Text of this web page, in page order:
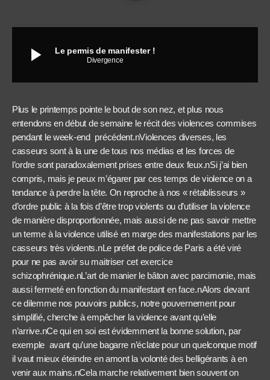
play_arrow Le permis de manifester !
Divergence
Plus le printemps pointe le bout de son nez, et plus nous
entendons en début de semaine le récit des violences commises
pendant le week-end précédent.nViolences diverses, les
casseurs sont à la une de tous nos médias et les forces de
l’ordre sont paradoxalement prises entre deux feux.nSi j’ai bien
compris, mais je peux m’égarer par ces temps de violence on a
tendance à perdre la tête. On reproche à nos « rétablisseurs »
d’ordre public à la fois d’être trop violents ou d’utiliser la violence
de manière disproportionnée, mais aussi de ne pas savoir mettre
un terme à la violence utilisé en marge des manifestations par les
casseurs très violents.nLe préfet de police de Paris a été viré
pour ne pas avoir su maitriser cet exercice
schizophrénique.nL’art de manier le bâton avec parcimonie, mais
aussi fermeté en fonction du manifestant en face.nAlors devant
ce dilemme nos pouvoirs publics, notre gouvernement pour
simplifié, cherche à empêcher la violence avant qu’elle
n’arrive.nCe qui en soi est évidemment la bonne solution, par
exemple avant qu’une bagarre n’éclate pour un quelconque motif
il vaut mieux éteindre en amont la volonté des belligérants à en
venir aux mains.nCela marche relativement bien souvent on